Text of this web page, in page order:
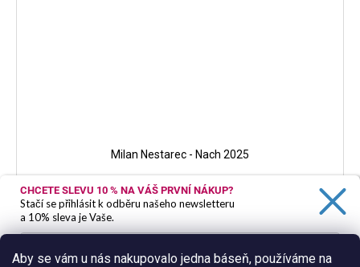
Aby se vám u nás nakupovalo jedna báseň, používáme na
Milan Nestarec - Nach 2025
Vyprodáno!
399 Kč
DETAIL
CHCETE SLEVU 10 % NA VÁŠ PRVNÍ NÁKUP?
Stačí se přihlásit k odběru našeho newsletteru
a 10% sleva je Vaše.